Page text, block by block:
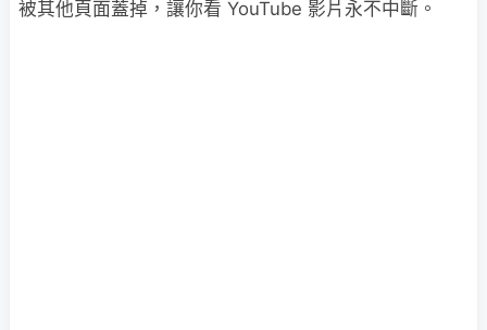
被其他頁面蓋掉，讓你看 YouTube 影片永不中斷。